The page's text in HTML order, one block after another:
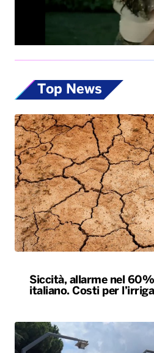
Top News
Siccità, allarme nel
italiano. Costi per